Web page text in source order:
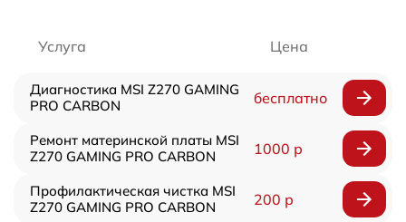
Услуга Цена
Диагностика MSI Z270 GAMING
PRO CARBON
бесплатно
Ремонт материнской платы MSI
Z270 GAMING PRO CARBON
1000 р
Профилактическая чистка MSI
Z270 GAMING PRO CARBON
200 р